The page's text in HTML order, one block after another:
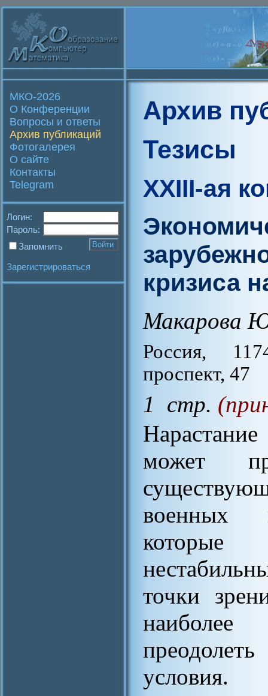
МКО-2026
О Конференции
Вопросы и ответы
Архив публикаций
Фотогалерея
О сайте
Контакты
Telegram
Логин:
Пароль:
Запомнить
Зарегистрироваться
Архив
Тезисы
XXIII-ая
кризиса
Макарова
Россия,
проспект, 47
1 стр.
может
военных
точки
наиболее
условия.